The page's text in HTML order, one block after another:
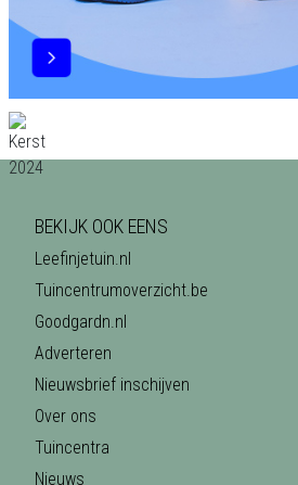
BEKIJK OOK EENS
Leefinjetuin.nl
Tuincentrumoverzicht.be
Goodgardn.nl
Adverteren
Nieuwsbrief inschijven
Over ons
Tuincentra
Nieuws